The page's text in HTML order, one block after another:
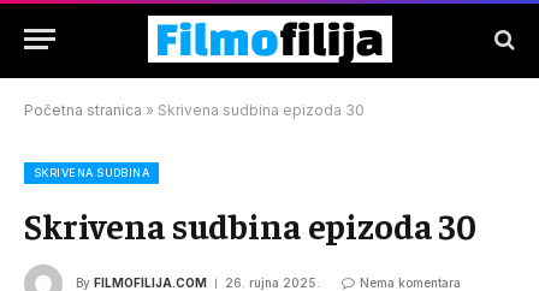
Početna stranica » Skrivena sudbina epizoda 30
SKRIVENA SUDBINA
Skrivena sudbina epizoda 30
By FILMOFILIJA.COM 26. rujna 2025. Nema komentara